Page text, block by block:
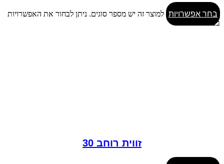
בחר אפשרויות למוצר זה יש מספר סוגים. ניתן לבחור את האפשרויות
בעמוד המוצר
זווית רוחב 30